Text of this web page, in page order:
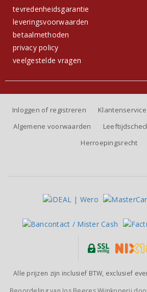
tevredenheidsgarantie
leveringsvoorwaarden
betaalmethoden
privacy policy
veelgestelde vragen
Inloggen of registreren Klantenservice
Algemene voorwaarden
Herroepingsrecht
Alle prijzen zijn inclusief BTW, exclusief